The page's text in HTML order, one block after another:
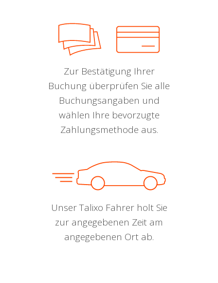
Zur Bestätigung Ihrer
Buchung überprüfen Sie alle
Buchungsangaben und
wählen Ihre bevorzugte
Zahlungsmethode aus.
Unser Talixo Fahrer holt Sie
zur angegebenen Zeit am
angegebenen Ort ab.